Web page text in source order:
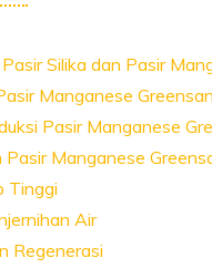
Silika dan Pasir
Manganese
Pasir Manganese
Pasir Manganese
Tinggi
Air
Regenerasi